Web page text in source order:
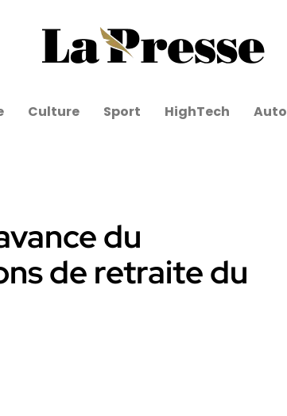
Culture Sport HighTech Auto
du
de retraite du